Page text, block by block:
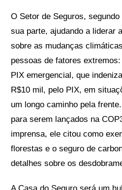
O Setor de Seguros,
sua parte, ajudando a liderar
sobre as mudanças
pessoas de fatores
PIX emergencial, que
R$10 mil, pelo PIX, em
um longo caminho pela
para serem lançados na
imprensa, ele citou como
florestas e o seguro de
detalhes sobre os